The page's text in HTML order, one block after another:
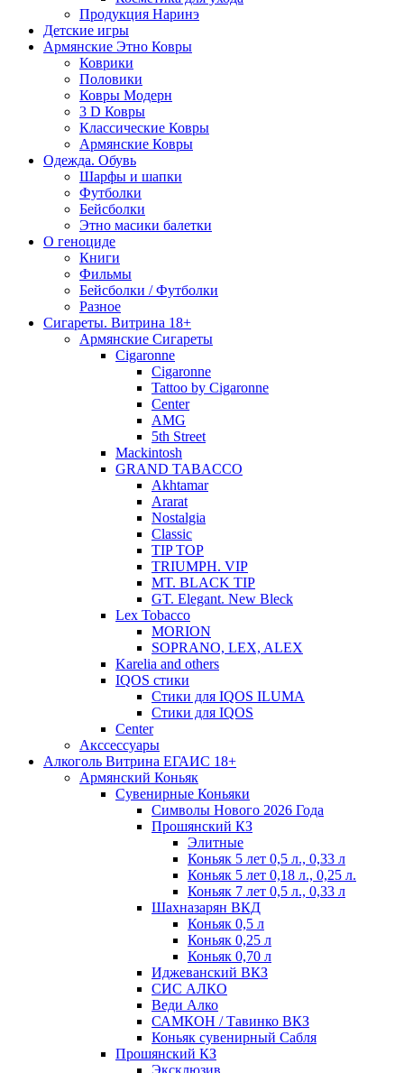
Продукция Наринэ
Детские игры
Армянские Этно Ковры
Коврики
Половики
Ковры Модерн
3 D Ковры
Классические Ковры
Армянские Ковры
Одежда. Обувь
Шарфы и шапки
Футболки
Бейсболки
Этно масики балетки
О геноциде
Книги
Фильмы
Бейсболки / Футболки
Разное
Сигареты. Витрина 18+
Армянские Сигареты
Cigaronne
Cigaronne
Tattoo by Cigaronne
Center
AMG
5th Street
Mackintosh
GRAND TABACCO
Akhtamar
Ararat
Nostalgia
Classic
TIP TOP
TRIUMPH. VIP
MT. BLACK TIP
GT. Elegant. New Bleck
Lex Tobacco
MORION
SOPRANO, LEX, ALEX
Karelia and others
IQOS стики
Стики для IQOS ILUMA
Стики для IQOS
Сenter
Акссессуары
Алкоголь Витрина ЕГАИС 18+
Армянский Коньяк
Сувенирные Коньяки
Символы Нового 2026 Года
Прошянский КЗ
Элитные
Коньяк 5 лет 0,5 л., 0,33 л
Коньяк 5 лет 0,18 л., 0,25 л.
Коньяк 7 лет 0,5 л., 0,33 л
Шахназарян ВКД
Коньяк 0,5 л
Коньяк 0,25 л
Коньяк 0,70 л
Иджеванский ВКЗ
СИС АЛКО
Веди Алко
САМКОН / Тавинко ВКЗ
Коньяк сувенирный Сабля
Прошянский КЗ
Эксклюзив